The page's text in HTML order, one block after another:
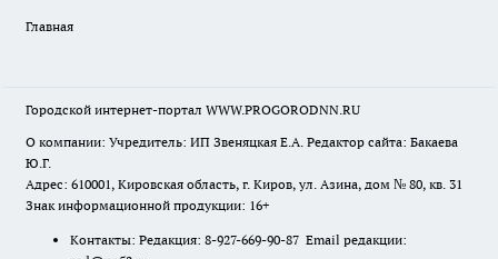
Главная
Городской интернет-портал WWW.PROGORODNN.RU
О компании: Учредитель: ИП Звеняцкая Е.А. Редактор сайта: Бакаева
Ю.Г.
Адрес: 610001, Кировская область, г. Киров, ул. Азина, дом № 80, кв. 31
Знак информационной продукции: 16+
Контакты: Редакция: 8-927-669-90-87 Email редакции: